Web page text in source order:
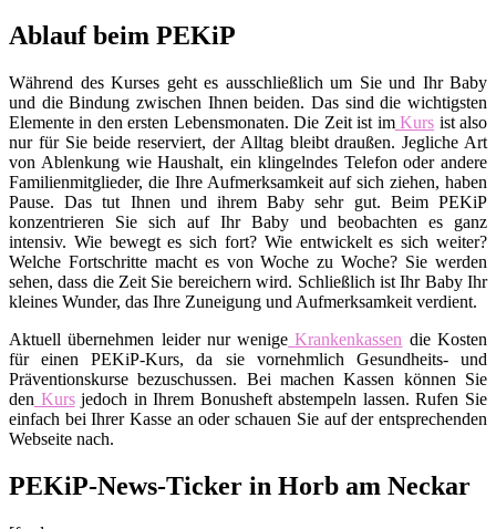
Ablauf beim PEKiP
Während des Kurses geht es ausschließlich um Sie und Ihr Baby
und die Bindung zwischen Ihnen beiden. Das sind die wichtigsten
Elemente in den ersten Lebensmonaten. Die Zeit ist imKurs ist also
nur für Sie beide reserviert, der Alltag bleibt draußen. Jegliche Art
von Ablenkung wie Haushalt, ein klingelndes Telefon oder andere
Familienmitglieder, die Ihre Aufmerksamkeit auf sich ziehen, haben
Pause. Das tut Ihnen und ihrem Baby sehr gut. Beim PEKiP
konzentrieren Sie sich auf Ihr Baby und beobachten es ganz
intensiv. Wie bewegt es sich fort? Wie entwickelt es sich weiter?
Welche Fortschritte macht es von Woche zu Woche? Sie werden
sehen, dass die Zeit Sie bereichern wird. Schließlich ist Ihr Baby Ihr
kleines Wunder, das Ihre Zuneigung und Aufmerksamkeit verdient.
Aktuell übernehmen leider nur wenige Krankenkassen die Kosten
für einen PEKiP-Kurs, da sie vornehmlich Gesundheits- und
Präventionskurse bezuschussen. Bei machen Kassen können Sie
den Kursjedoch in Ihrem Bonusheft abstempeln lassen. Rufen Sie
einfach bei Ihrer Kasse an oder schauen Sie auf der entsprechenden
Webseite nach.
PEKiP-News-Ticker in Horb am Neckar